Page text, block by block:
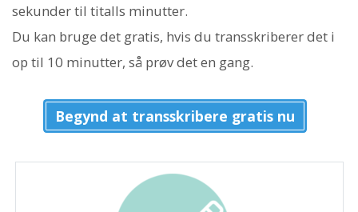
sekunder til titalls minutter.
Du kan bruge det gratis, hvis du transskriberer det i
op til 10 minutter, så prøv det en gang.
Begynd at transskribere gratis nu